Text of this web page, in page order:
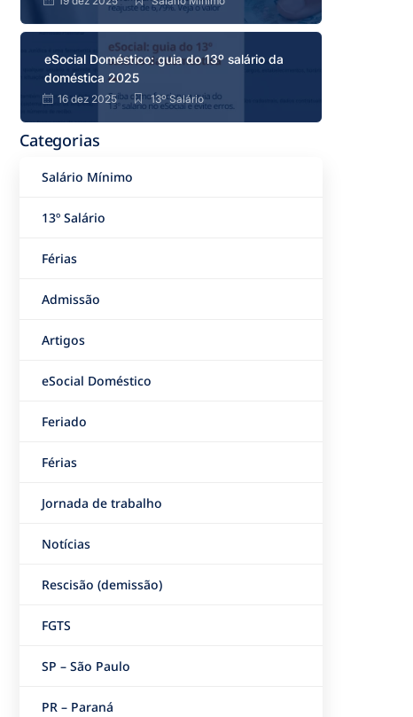
eSocial Doméstico: guia do 13º salário da
doméstica 2025
16 dez 2025 13º Salário
Categorias
Salário Mínimo
13º Salário
Férias
Admissão
Artigos
eSocial Doméstico
Feriado
Férias
Jornada de trabalho
Notícias
Rescisão (demissão)
FGTS
SP – São Paulo
PR – Paraná